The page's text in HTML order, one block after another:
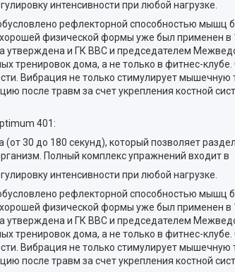
интенсивности при любой нагрузке.
рефлекторной способностью мышц
физической формы уже был применен в
утверждена и ГК ВВС и председателем
тренировок дома, а не только в фитнес-
Вибрация не только стимулирует
после травм за счет укрепления костной
401:
(от 30 до 180 секунд), который позволяет
Полный комплекс упражнений входит в
интенсивности при любой нагрузке.
рефлекторной способностью мышц
физической формы уже был применен в
утверждена и ГК ВВС и председателем
тренировок дома, а не только в фитнес-
Вибрация не только стимулирует
после травм за счет укрепления костной